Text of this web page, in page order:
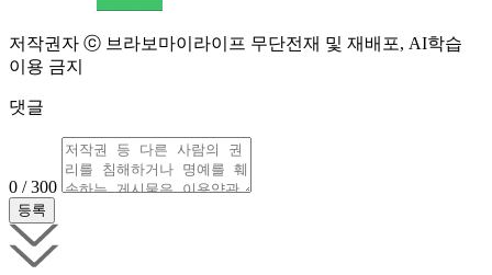
저작권자 ⓒ 브라보마이라이프 무단전재 및 재배포, AI학습
이용 금지
댓글
0 / 300